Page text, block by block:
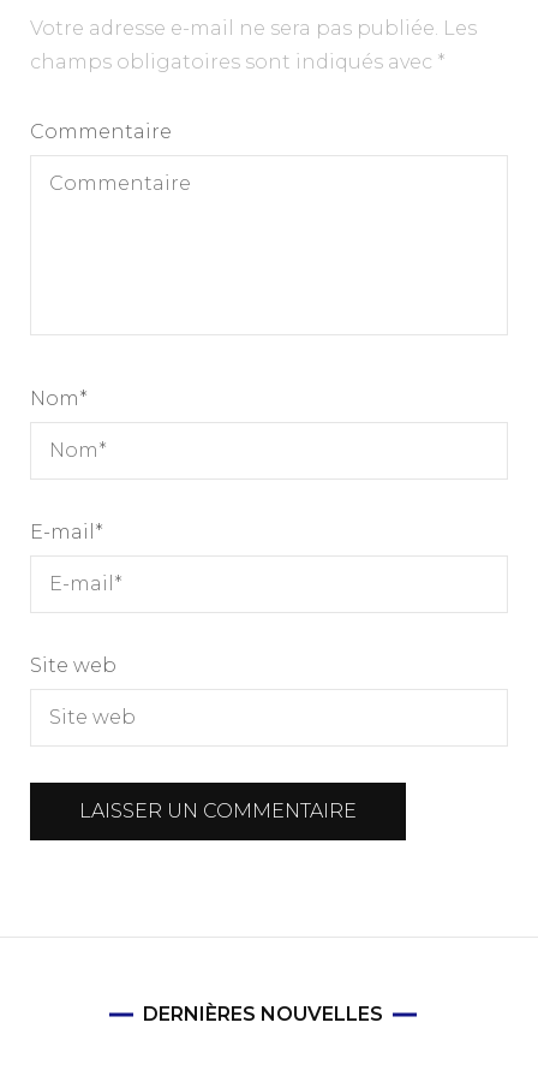
Votre adresse e-mail ne sera pas publiée. Les
champs obligatoires sont indiqués avec *
Commentaire
Nom*
E-mail *
Site web
DERNIÈRES NOUVELLES